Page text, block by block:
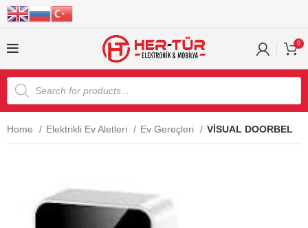
0
Home Elektrikli Ev Aletleri Ev Gereçleri VİSUAL DOORBEL